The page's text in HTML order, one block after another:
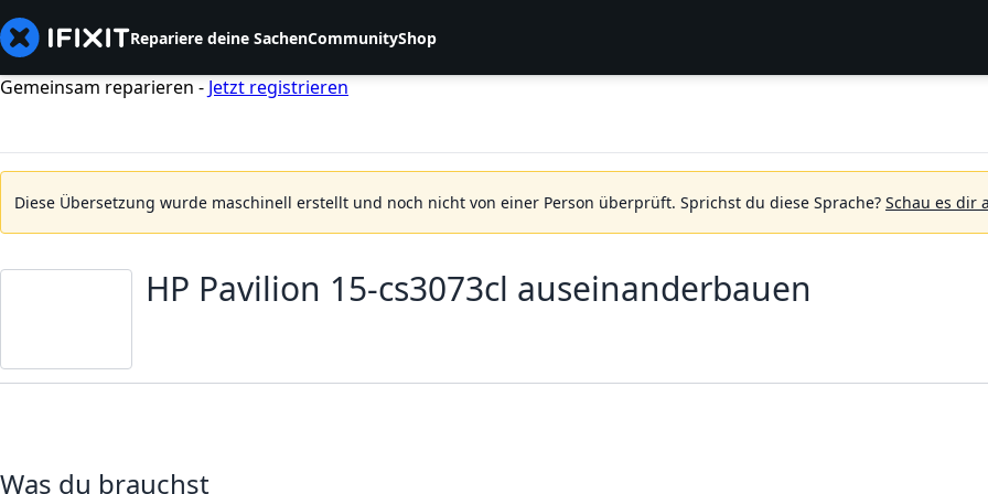
Repariere deine SachenCommunityShop
Gemeinsam reparieren - Jetzt registrieren
Diese Übersetzung wurde maschinell erstellt und noch nicht von einer Person überprüft. Sprichst du diese Sprache? Schau es dir
HP Pavilion 15-cs3073cl auseinanderbauen
Was du brauchst